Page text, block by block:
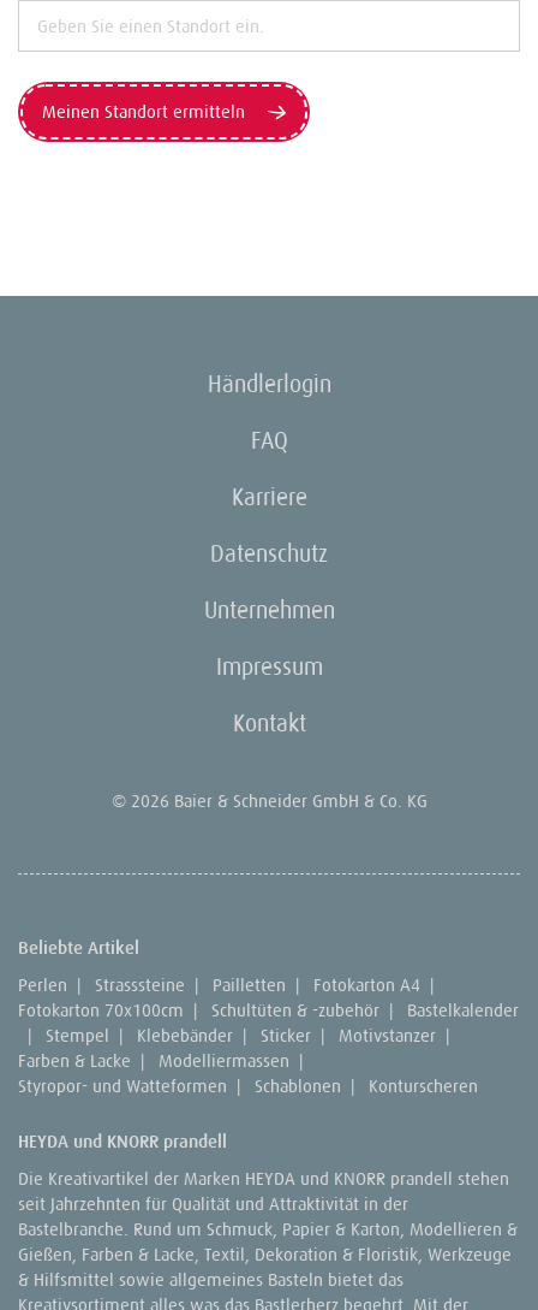
Meinen Standort ermitteln
Händlerlogin
FAQ
Karriere
Datenschutz
Unternehmen
Impressum
Kontakt
© 2026 Baier & Schneider GmbH & Co. KG
Beliebte Artikel
Perlen | Strasssteine | Pailletten | Fotokarton A4 |
Fotokarton 70x100cm | Schultüten & -zubehör |
Bastelkalender
|
Stempel | Klebebänder | Sticker | Motivstanzer |
Farben & Lacke | Modelliermassen |
Styropor- und Watteformen | Schablonen | Konturscheren
HEYDA und KNORR prandell
Die Kreativartikel der Marken HEYDA und KNORR prandell stehen
seit Jahrzehnten für Qualität und Attraktivität in der
Bastelbranche. Rund um Schmuck, Papier & Karton, Modellieren &
Gießen, Farben & Lacke, Textil, Dekoration & Floristik, Werkzeuge
& Hilfsmittel sowie allgemeines Basteln bietet das
Kreativsortiment alles was das Bastlerherz begehrt. Mit der